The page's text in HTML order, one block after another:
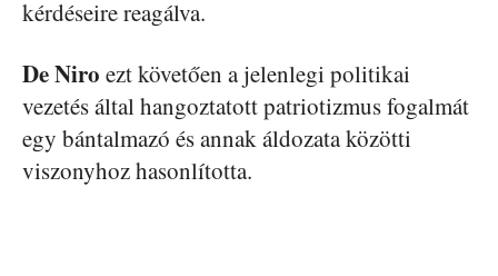
kérdéseire reagálva.
De Niro ezt követően a jelenlegi politikai
vezetés által hangoztatott patriotizmus fogalmát
egy bántalmazó és annak áldozata közötti
viszonyhoz hasonlította.